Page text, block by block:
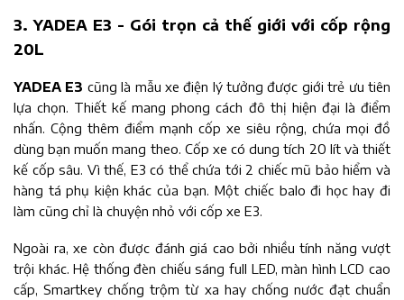
3. YADEA E3 - Gói trọn cả thế giới với cốp rộng
20L
YADEA E3 cũng là mẫu xe điện lý tưởng được giới trẻ ưu tiên
lựa chọn. Thiết kế mang phong cách đô thị hiện đại là điểm
nhấn. Cộng thêm điểm mạnh cốp xe siêu rộng, chứa mọi đồ
dùng bạn muốn mang theo. Cốp xe có dung tích 20 lít và thiết
kế cốp sâu. Vì thế, E3 có thể chứa tới 2 chiếc mũ bảo hiểm và
hàng tá phụ kiện khác của bạn. Một chiếc balo đi học hay đi
làm cũng chỉ là chuyện nhỏ với cốp xe E3.
Ngoài ra, xe còn được đánh giá cao bởi nhiều tính năng vượt
trội khác. Hệ thống đèn chiếu sáng full LED, màn hình LCD cao
cấp, Smartkey chống trộm từ xa hay chống nước đạt chuẩn